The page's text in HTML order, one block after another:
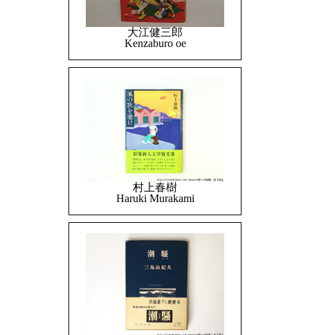
大江健三郎
Kenzaburo oe
村上春樹
Haruki Murakami